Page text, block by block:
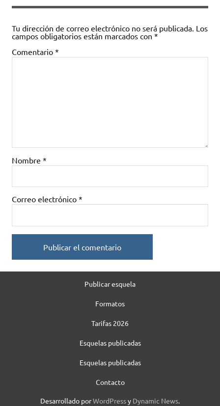
Tu dirección de correo electrónico no será publicada. Los
campos obligatorios están marcados con *
Comentario *
Nombre *
Correo electrónico *
Publicar esquela
Formatos
Tarifas 2026
Esquelas publicadas
Esquelas publicadas
Contacto
Desarrollado porWordPressy Dynamic News.